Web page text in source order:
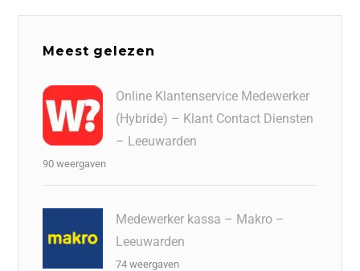
Meest gelezen
Online Klantenservice Medewerker
(Hybride) – Klant Contact Diensten
– Leeuwarden
90 weergaven
Medewerker kassa – Makro –
Leeuwarden
74 weergaven